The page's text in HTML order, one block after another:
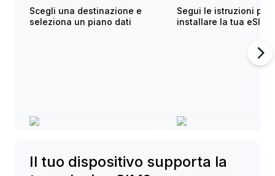
Scegli una destinazione e
seleziona un piano dati
Segui le istruzioni per
installare la tua eSIM
Il tuo dispositivo supporta la